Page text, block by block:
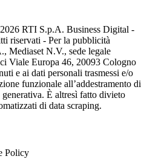
2026 RTI S.p.A. Business Digital -
riservati - Per la pubblicità
Mediaset N.V., sede legale
Viale Europa 46, 20093 Cologno
e ai dati personali trasmessi e/o
funzionale all’addestramento di
È altresì fatto divieto
di data scraping.
Policy